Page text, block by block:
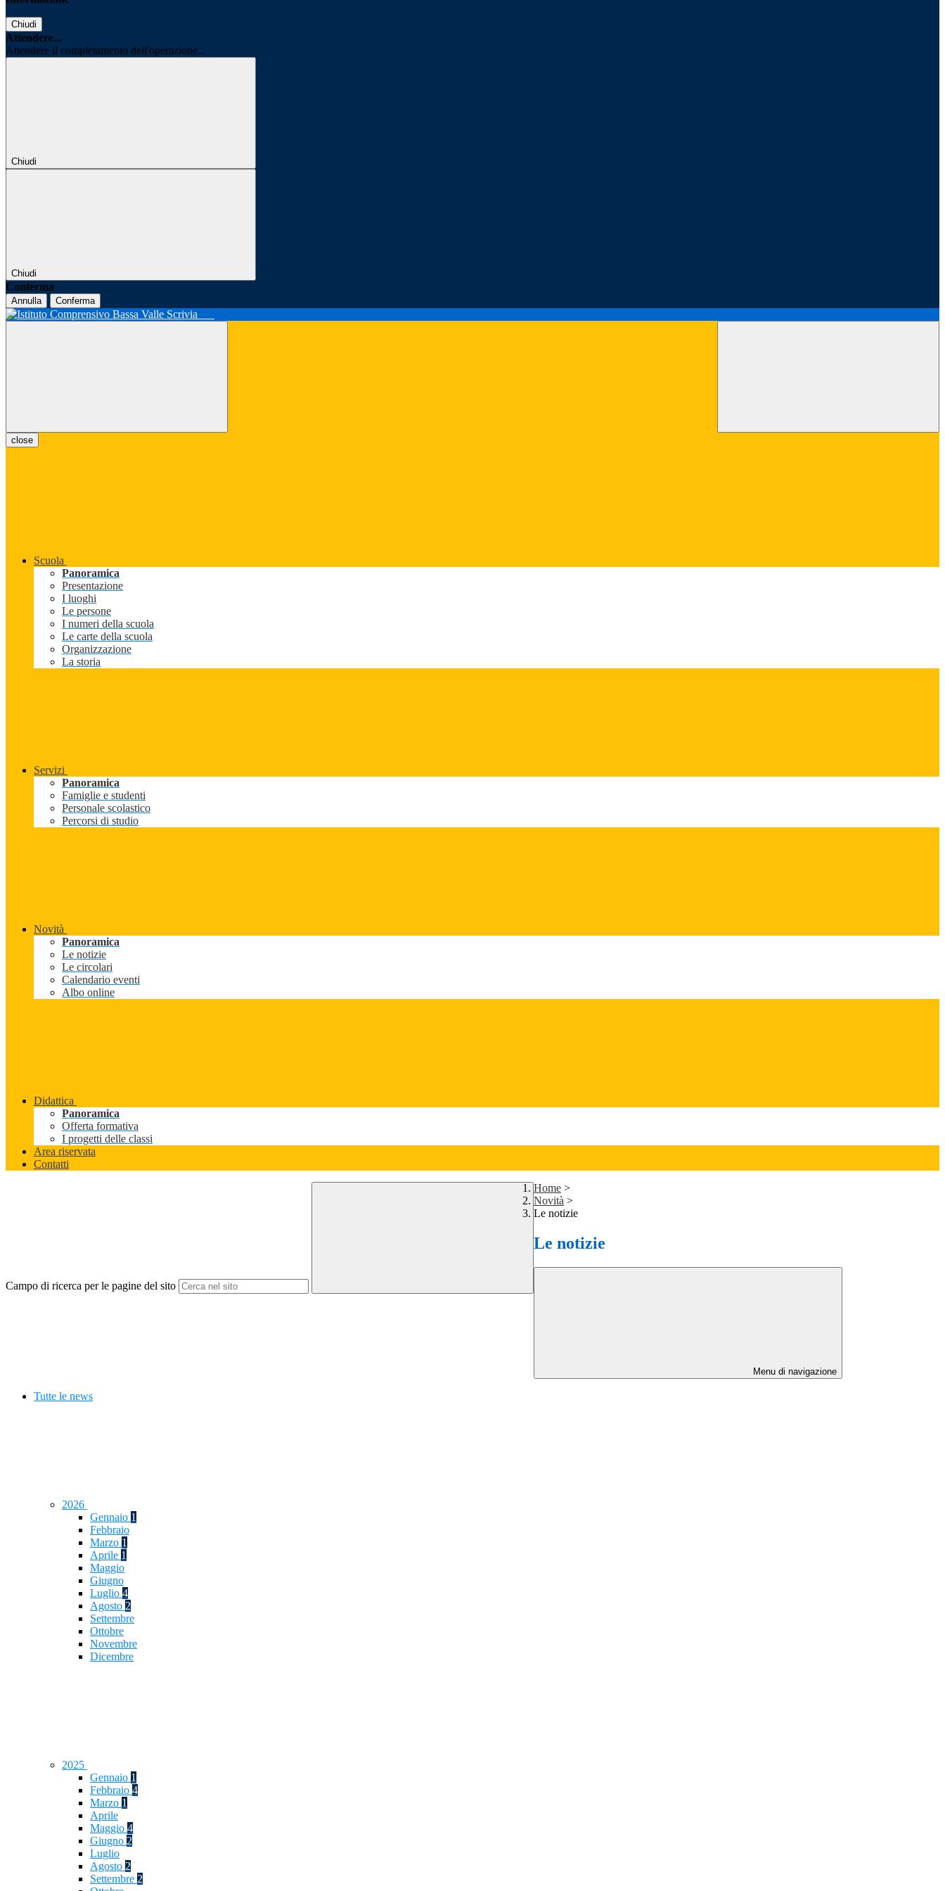
Chiudi
Attendere...
Attendere il completamento dell'operazione...
Chiudi
Chiudi
Conferma
Annulla Conferma
close
Scuola
Panoramica
Presentazione
I luoghi
Le persone
I numeri della scuola
Le carte della scuola
Organizzazione
La storia
Servizi
Panoramica
Famiglie e studenti
Personale scolastico
Percorsi di studio
Novità
Panoramica
Le notizie
Le circolari
Calendario eventi
Albo online
Didattica
Panoramica
Offerta formativa
I progetti delle classi
Area riservata
Contatti
Campo di ricerca per le pagine del sito
Home >
Novità >
Le notizie
Le notizie
Menu di navigazione
Tutte le news
2026
Gennaio 1
Febbraio
Marzo 1
Aprile 1
Maggio
Giugno
Luglio 4
Agosto 2
Settembre
Ottobre
Novembre
Dicembre
2025
Gennaio 1
Febbraio 4
Marzo 1
Aprile
Maggio 4
Giugno 2
Luglio
Agosto 2
Settembre 2